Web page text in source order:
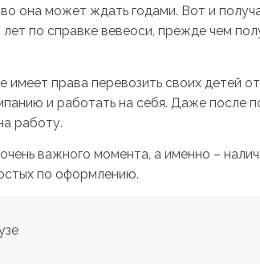
она может ждать годами. Вот и
по справке вевеоси, прежде чем
имеет права перевозить своих детей
и работать на себя. Даже после
работу.
важного момента, а именно –
по оформлению.